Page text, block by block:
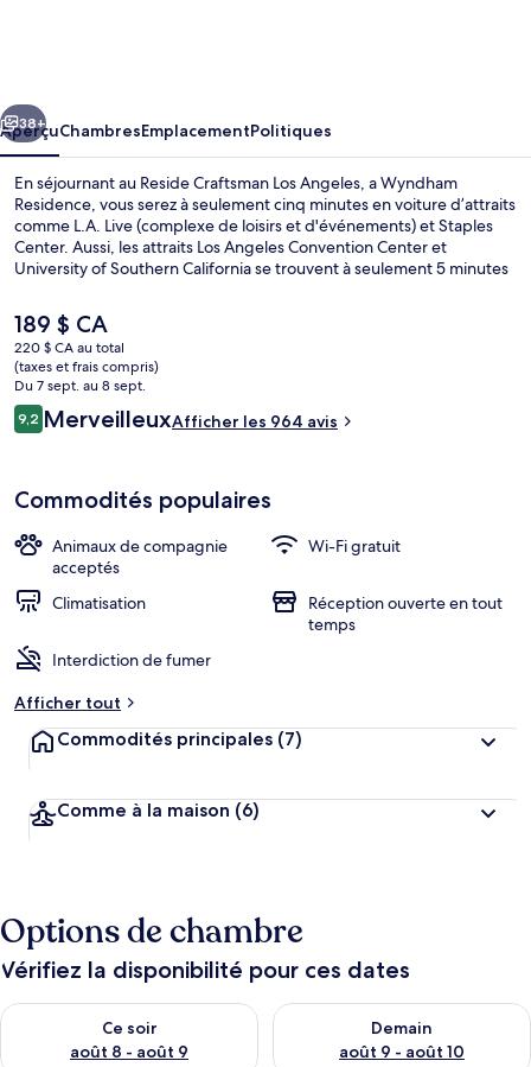
Angeles,
a
Wyndham
Residence
Suivant
38+
AperçuChambresEmplacementPolitiques
En séjournant au Reside Craftsman Los Angeles, a Wyndham
Residence, vous serez à seulement cinq minutes en voiture d’attraits
comme L.A. Live (complexe de loisirs et d'événements) et Staples
Center. Aussi, les attraits Los Angeles Convention Center et
University of Southern California se trouvent à seulement 5 minutes
éléments très prisés par les voyageurs. Le transport en commun se
trouve à quelques minutes de marche : Station de métro Pershing
Square se trouve à 9 minutes et Station de métro 7th Street - Metro
Center est à 10 minutes.
Le
prix
actuel
est
de 189 $ CA
189 $ CA
220 $ CA au total
(taxes et frais compris)
Du 7 sept. au 8 sept.
Avis
9,29,2 sur 10 –
MerveilleuxAfficher les 964 avis
Commodités populaires
Animaux de compagnie
acceptés
Wi-Fi gratuit
Climatisation
Réception ouverte en tout
temps
Interdiction de fumer
Afficher tout
Commodités principales (7)
Comme à la maison (6)
Options de chambre
Vérifiez la disponibilité pour ces dates
Ce soir
août 8 - août 9
Vérifier la disponibilité pour ce soir août 8 - août 9
Demain
août 9 - août 10
Vérifier la disponibilité pour